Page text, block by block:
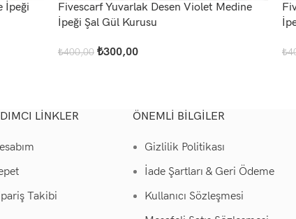
İpeği
Fivescarf Yuvarlak Desen Violet Medine
İpeği Şal Gül Kurusu
₺400,00 ₺300,00 ₺
LINKLER
Takibi
ÖNEMLI BILGILER
Gizlilik Politikası
İade Şartları & Geri Ödeme
Kullanıcı Sözleşmesi